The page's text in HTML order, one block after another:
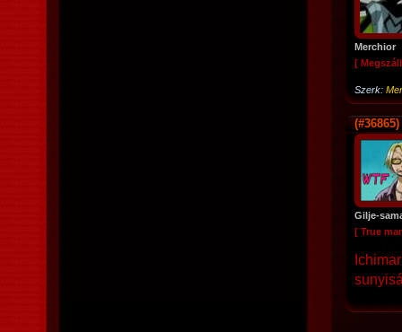
Merchior
[
Szerk:
(#36865)
Gilje-
[ True